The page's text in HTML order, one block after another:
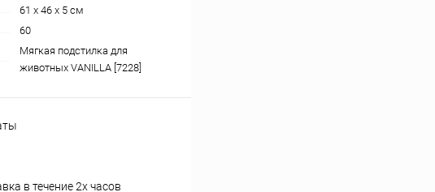
61 x 46 x 5 см
60
Мягкая подстилка для
животных VANILLA [7228]